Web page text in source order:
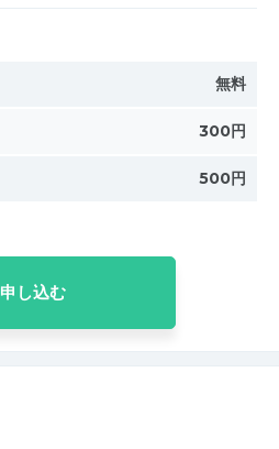
無料
300円
500円
申し込む